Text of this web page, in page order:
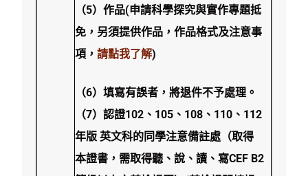
（5）作品(申請科學探究與實作專題抵
免，另須提供作品，作品格式及注意事
項， 請點我了解)
（6）填寫有誤者，將退件不予處理。
（7）認證102、105、108、110、112
年版 英文科的同學注意備註處（取得
本證書，需取得聽、說、讀、寫CEF B2